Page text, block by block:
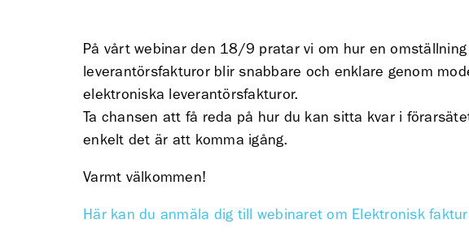
På vårt webinar den 18/9 pratar vi om hur en
leverantörsfakturor blir snabbare och enklare genom
elektroniska leverantörsfakturor.
Ta chansen att få reda på hur du kan sitta kvar i
enkelt det är att komma igång.
Varmt välkommen!
Här kan du anmäla dig till webinaret om Elektronisk